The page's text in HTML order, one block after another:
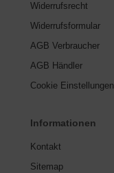
Widerrufsrecht
Widerrufsformular
AGB Verbraucher
AGB Händler
Cookie Einstellungen
Informationen
Kontakt
Sitemap